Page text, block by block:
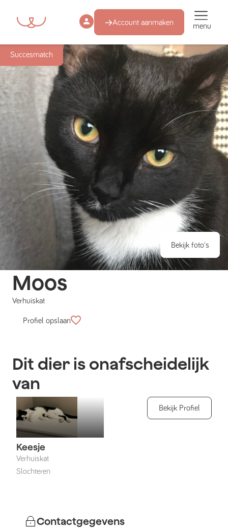
Account aanmaken menu
Succesmatch
Bekijk foto's
Moos
Verhuiskat
Profiel opslaan
Dit dier is onafscheidelijk
van
Keesje
Verhuiskat
Slochteren
Bekijk Profiel
Contactgegevens